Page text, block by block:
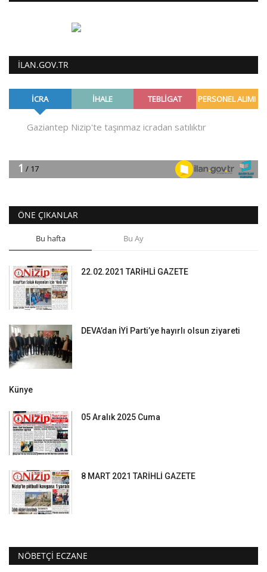
ILAN.GOV.TR
ÖNE ÇIKANLAR
Bu hafta Bu Ay
22.02.2021 TARİHLİ GAZETE
DEVA’dan İYİ Parti’ye hayırlı olsun ziyareti
Künye
05 Aralık 2025 Cuma
8 MART 2021 TARİHLİ GAZETE
NÖBETÇI ECZANE